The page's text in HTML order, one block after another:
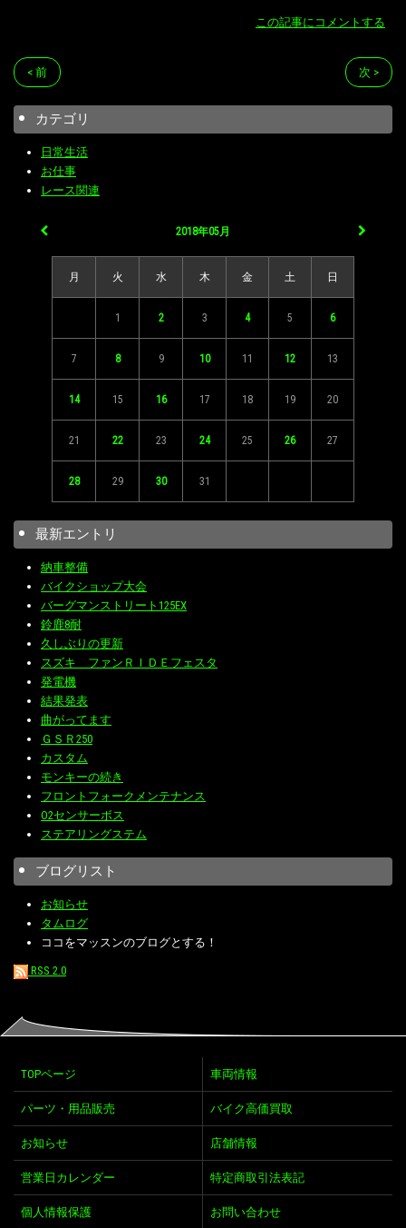
この記事にコメントする
< 前 次 >
カテゴリ
日常生活
お仕事
レース関連
2018年05月
月 火 水 木 金 土 日
1 2 3 4 5 6
7 8 9 10 11 12 13
14 15 16 17 18 19 20
21 22 23 24 25 26 27
28 29 30 31
最新エントリ
納車整備
バイクショップ大会
バーグマンストリート125EX
鈴鹿8耐
久しぶりの更新
スズキ ファンＲＩＤＥフェスタ
発電機
結果発表
曲がってます
ＧＳＲ250
カスタム
モンキーの続き
フロントフォークメンテナンス
O2センサーボス
ステアリングステム
ブログリスト
お知らせ
タムログ
ココをマッスンのブログとする！
RSS 2.0
TOPページ 車両情報
パーツ・用品販売 バイク高価買取
お知らせ 店舗情報
営業日カレンダー 特定商取引法表記
個人情報保護 お問い合わせ